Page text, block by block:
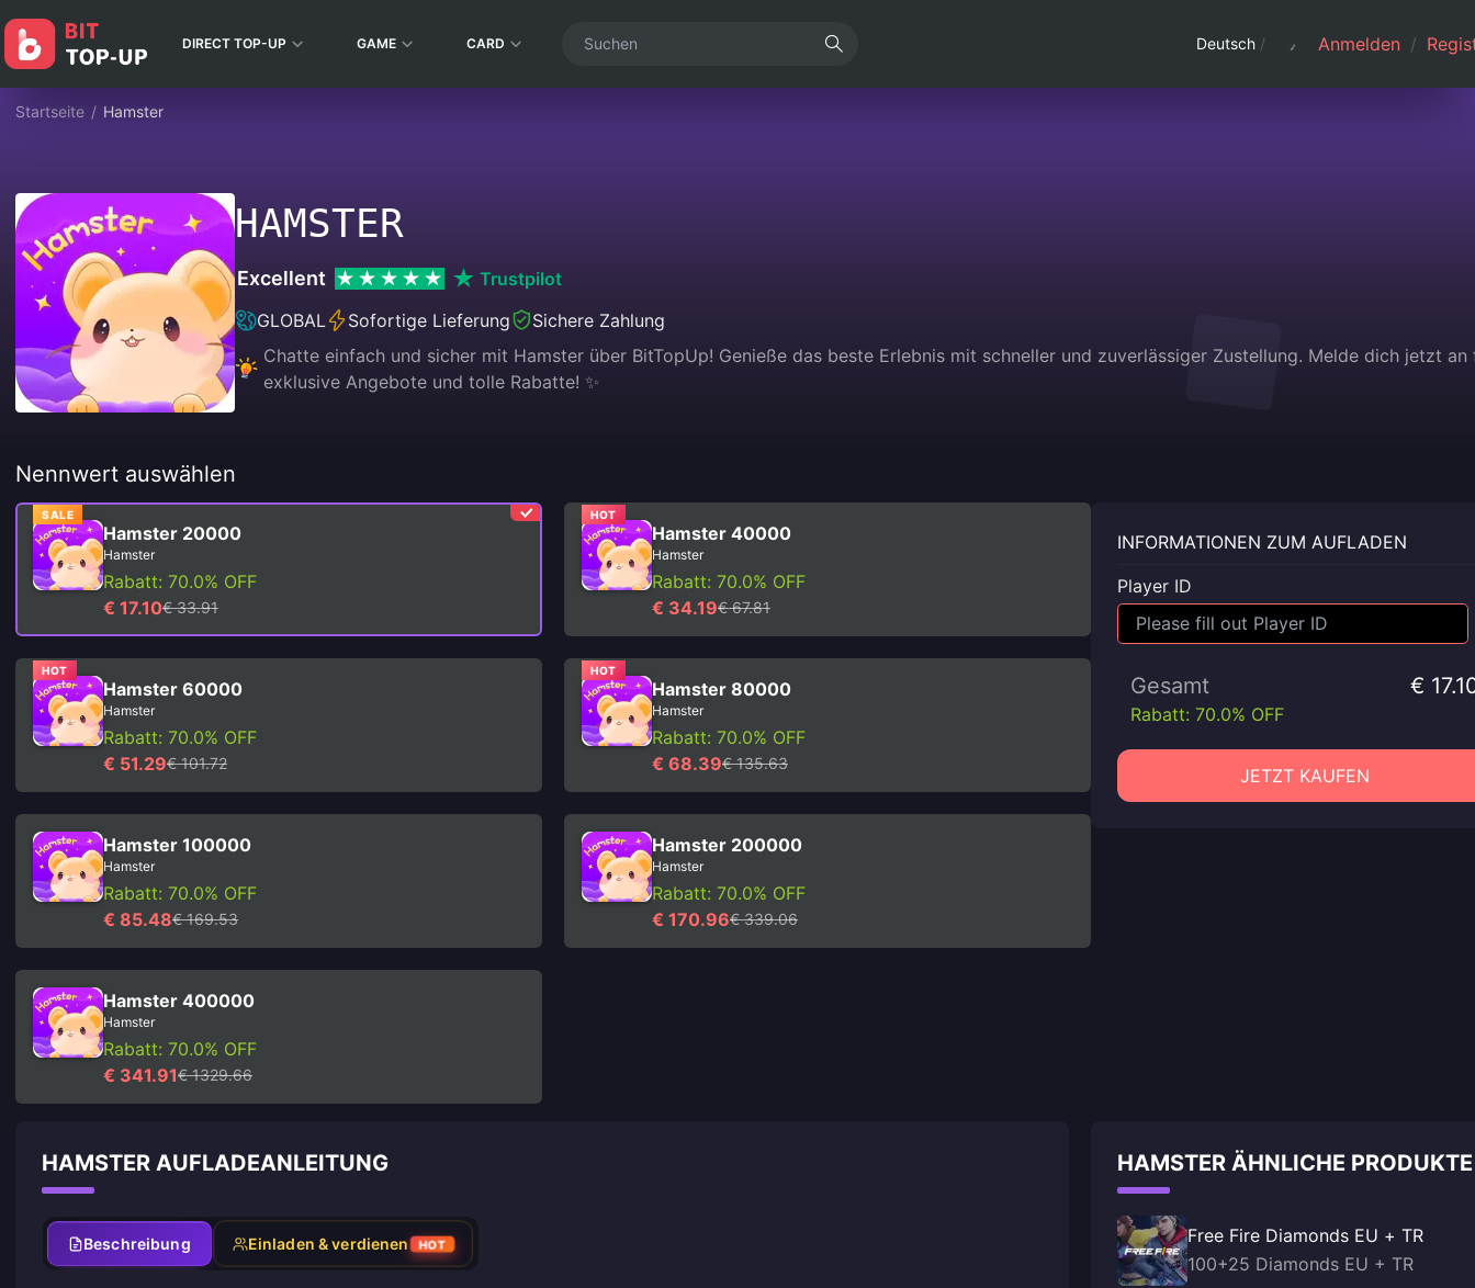
DIRECT TOP-UP GAME CARD Deutsch / Anmelden /
Startseite / Hamster
HAMSTER
Excellent
Trustpilot
GLOBAL
Sofortige Lieferung
Sichere Zahlung
Chatte einfach und sicher mit Hamster über BitTopUp! Genieße das beste Erlebnis mit schneller und zuverlässiger Zustellung. Melde dich jetzt an
exklusive Angebote und tolle Rabatte! ✨
Nennwert auswählen
SALE
Hamster 20000
Hamster
Rabatt: 70.0% OFF
€ 17.10€ 33.91
HOT
Hamster 40000
Hamster
Rabatt: 70.0% OFF
€ 34.19€ 67.81
HOT
Hamster 60000
Hamster
Rabatt: 70.0% OFF
€ 51.29€ 101.72
HOT
Hamster 80000
Hamster
Rabatt: 70.0% OFF
€ 68.39€ 135.63
Hamster 100000
Hamster
Rabatt: 70.0% OFF
€ 85.48€ 169.53
Hamster 200000
Hamster
Rabatt: 70.0% OFF
€ 170.96€ 339.06
Hamster 400000
Hamster
Rabatt: 70.0% OFF
€ 341.91€ 1329.66
INFORMATIONEN ZUM AUFLADEN
Player ID
Gesamt €
Rabatt: 70.0% OFF
JETZT KAUFEN
HAMSTER AUFLADEANLEITUNG
Beschreibung Einladen & verdienen HOT
HAMSTER ÄHNLICHE PRODUKTE
Free Fire Diamonds EU + TR
100+25 Diamonds EU + TR